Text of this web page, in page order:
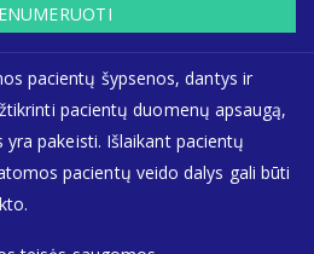
pacientų šypsenos, dantys ir
pacientų duomenų apsaugą,
pakeisti. Išlaikant pacientų
pacientų veido dalys gali būti